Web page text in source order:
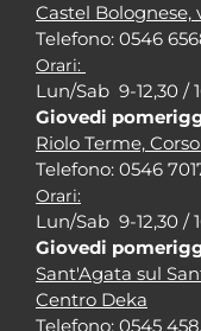
Castel Bolognese,
Telefono: 0546
Orari:
Lun/Sab 9-12,30 /
Giovedi
Riolo Terme,
Telefono: 0546
Orari:
Lun/Sab 9-12,30 /
Giovedi
Sant'Agata sul
Centro Deka
Telefono: 0545